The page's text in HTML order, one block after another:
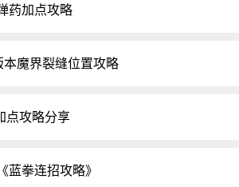
药加点攻略
魔界裂缝位置攻略
点攻略分享
拳连招攻略》